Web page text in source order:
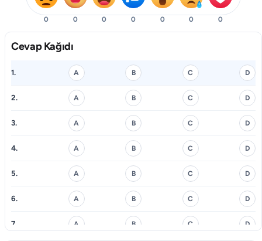
0 0 0 0 0 0 0
Cevap Kağıdı
1. A B C D
2. A B C D
3. A B C D
4. A B C D
5. A B C D
6. A B C D
7. A B C D